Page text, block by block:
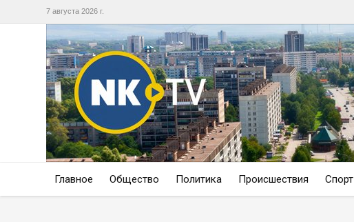
7 августа 2026 г.
Главное Общество Политика Происшествия Спорт